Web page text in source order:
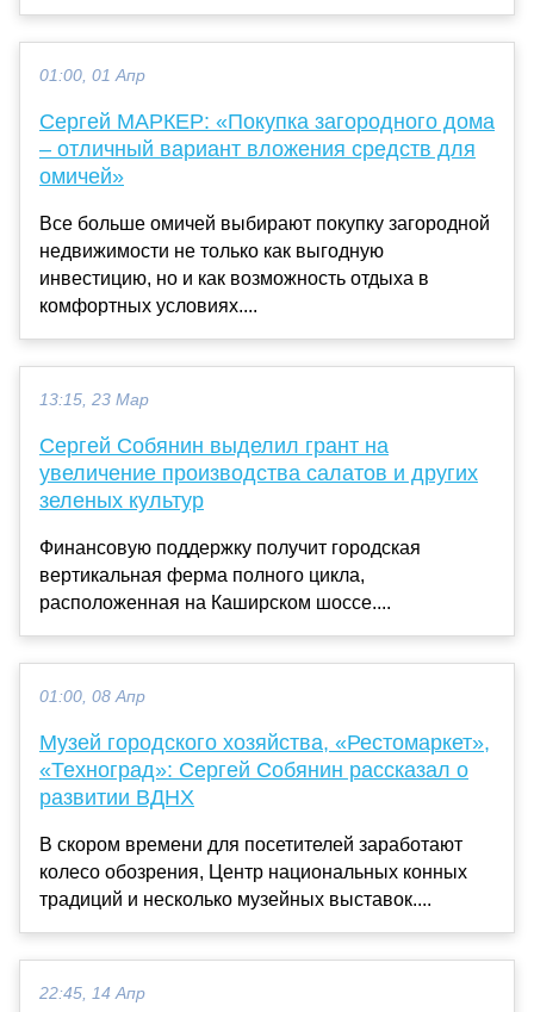
01:00, 01 Апр
Сергей МАРКЕР: «Покупка загородного дома
– отличный вариант вложения средств для
омичей»
Все больше омичей выбирают покупку загородной
недвижимости не только как выгодную
инвестицию, но и как возможность отдыха в
комфортных условиях....
13:15, 23 Мар
Сергей Собянин выделил грант на
увеличение производства салатов и других
зеленых культур
Финансовую поддержку получит городская
вертикальная ферма полного цикла,
расположенная на Каширском шоссе....
01:00, 08 Апр
Музей городского хозяйства, «Рестомаркет»,
«Техноград»: Сергей Собянин рассказал о
развитии ВДНХ
В скором времени для посетителей заработают
колесо обозрения, Центр национальных конных
традиций и несколько музейных выставок....
22:45, 14 Апр